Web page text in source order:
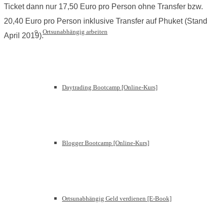
Ortsunabhängig arbeiten
Daytrading Bootcamp [Online-Kurs]
Blogger Bootcamp [Online-Kurs]
Ortsunabhängig Geld verdienen [E-Book]
Ticket dann nur 17,50 Euro pro Person ohne Transfer bzw.
20,40 Euro pro Person inklusive Transfer auf Phuket (Stand
April 2019).